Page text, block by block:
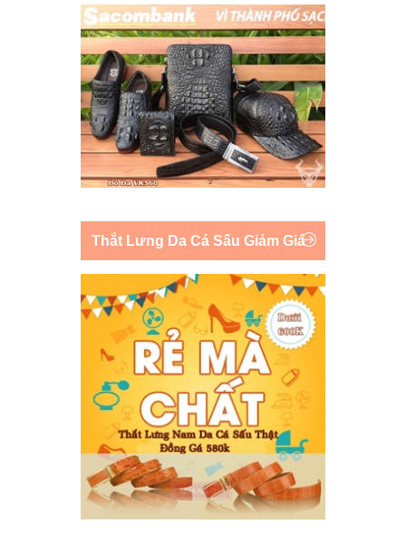
Thắt Lưng Da Cá Sấu Giảm Giá